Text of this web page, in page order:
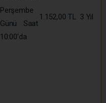
Perşembe
Günü Saat
10:00’da
1.152,00 TL 3 Yıl